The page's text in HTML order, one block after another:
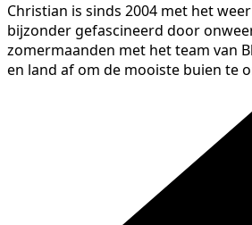
Christian is sinds 2004 met het
bijzonder gefascineerd door
zomermaanden met het team van
en land af om de mooiste buien te